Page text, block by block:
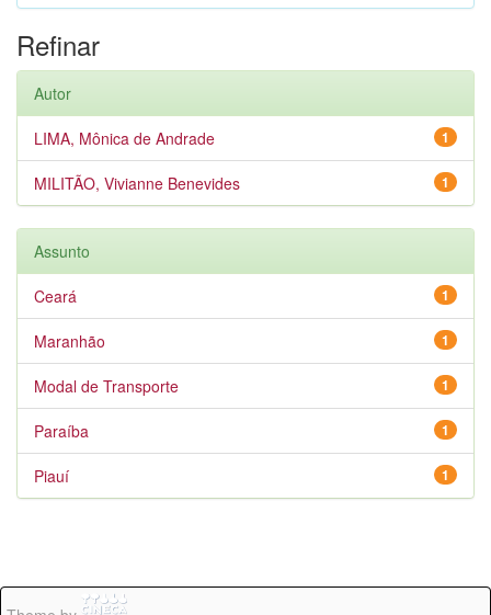
Refinar
Autor
1
LIMA, Mônica de Andrade
1
MILITÃO, Vivianne Benevides
Assunto
1
Ceará
1
Maranhão
1
Modal de Transporte
1
Paraíba
1
Piauí